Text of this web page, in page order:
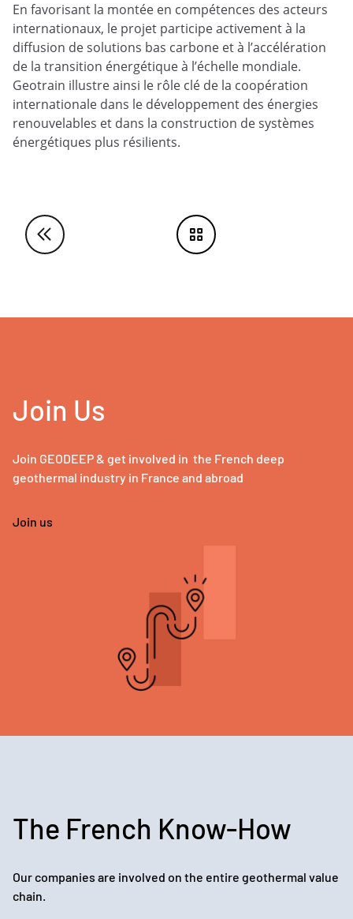
En favorisant la montée en compétences des acteurs
internationaux, le projet participe activement à la
diffusion de solutions bas carbone et à l’accélération
de la transition énergétique à l’échelle mondiale.
Geotrain illustre ainsi le rôle clé de la coopération
internationale dans le développement des énergies
renouvelables et dans la construction de systèmes
énergétiques plus résilients.
Join Us
Join GEODEEP & get involved in the French deep
geothermal industry in France and abroad
Join us
The French Know-How
Our companies are involved on the entire geothermal value
chain.